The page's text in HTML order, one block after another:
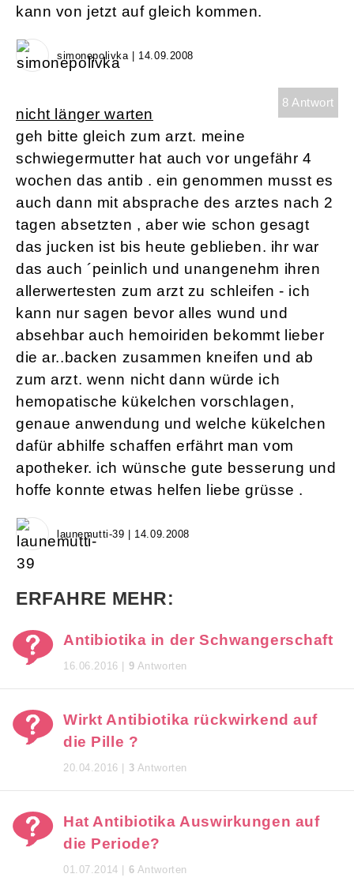
kann von jetzt auf gleich kommen.
simonepolivka | 14.09.2008
8 Antwort
nicht länger warten
geh bitte gleich zum arzt. meine
schwiegermutter hat auch vor ungefähr 4
wochen das antib . ein genommen musst es
auch dann mit absprache des arztes nach 2
tagen absetzten , aber wie schon gesagt
das jucken ist bis heute geblieben. ihr war
das auch ´peinlich und unangenehm ihren
allerwertesten zum arzt zu schleifen - ich
kann nur sagen bevor alles wund und
absehbar auch hemoiriden bekommt lieber
die ar..backen zusammen kneifen und ab
zum arzt. wenn nicht dann würde ich
hemopatische kükelchen vorschlagen,
genaue anwendung und welche kükelchen
dafür abhilfe schaffen erfährt man vom
apotheker. ich wünsche gute besserung und
hoffe konnte etwas helfen liebe grüsse .
launemutti-39 | 14.09.2008
ERFAHRE MEHR:
Antibiotika in der Schwangerschaft
16.06.2016 | 9 Antworten
Wirkt Antibiotika rückwirkend auf
die Pille ?
20.04.2016 | 3 Antworten
Hat Antibiotika Auswirkungen auf
die Periode?
01.07.2014 | 6 Antworten